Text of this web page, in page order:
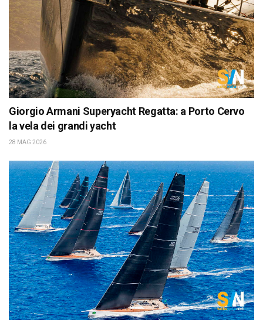
Giorgio Armani Superyacht Regatta: a Porto Cervo
la vela dei grandi yacht
28 MAG 2026